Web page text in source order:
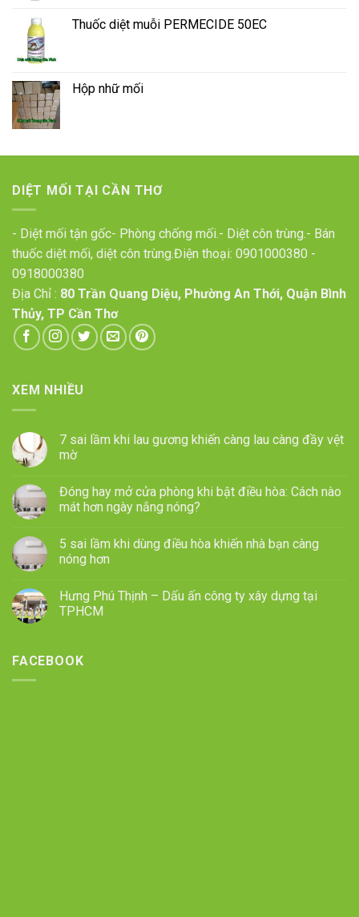
Thuốc diệt muỗi PERMECIDE 50EC
Hộp nhữ mối
DIỆT MỐI TẠI CẦN THƠ
- Diệt mối tận gốc- Phòng chống mối.- Diệt côn trùng.- Bán
thuốc diệt mối, diệt côn trùng.Điện thoại: 0901000380 -
0918000380
Địa Chỉ : 80 Trần Quang Diệu, Phường An Thới, Quận Bình
Thủy, TP Cần Thơ
XEM NHIỀU
7 sai lầm khi lau gương khiến càng lau càng đầy vệt
mờ
Đóng hay mở cửa phòng khi bật điều hòa: Cách nào
mát hơn ngày nắng nóng?
5 sai lầm khi dùng điều hòa khiến nhà bạn càng
nóng hơn
Hưng Phú Thịnh – Dấu ấn công ty xây dựng tại
TPHCM
FACEBOOK